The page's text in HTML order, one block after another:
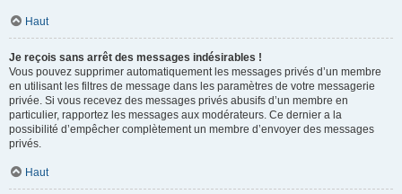
Haut
Je reçois sans arrêt des messages indésirables !
Vous pouvez supprimer automatiquement les messages privés d’un membre
en utilisant les filtres de message dans les paramètres de votre messagerie
privée. Si vous recevez des messages privés abusifs d’un membre en
particulier, rapportez les messages aux modérateurs. Ce dernier a la
possibilité d’empêcher complètement un membre d’envoyer des messages
privés.
Haut